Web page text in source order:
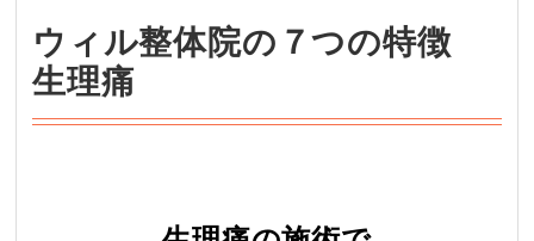
ウィル整体院の７つの特徴
生理痛